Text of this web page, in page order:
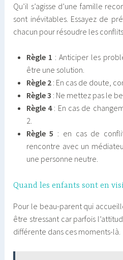
Qu’il s’agisse d’une famille
sont inévitables. Essayez de
chacun pour résoudre les conflits.
Règle 1 : Anticiper les
être une solution.
Règle 2: En cas de doute,
Règle 3 : Ne mettez pas le
Règle 4: En cas de
2.
Règle 5 : en cas de
rencontre avec un
une personne neutre.
Quand les enfants sont en
Pour le beau-parent qui
être stressant car parfois
différente dans ces moments-là.